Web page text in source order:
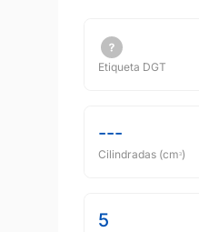
Etiqueta DGT
---
Cilindradas (cmᵌ)
5